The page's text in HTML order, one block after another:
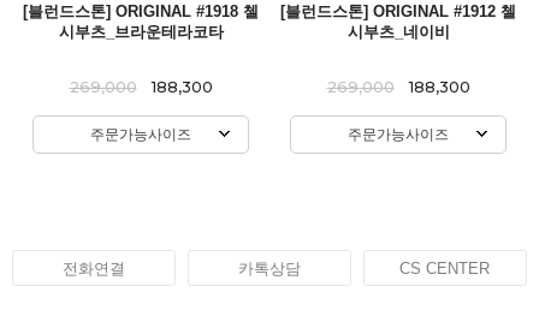
[블런드스톤] ORIGINAL #1918 첼
시부츠_브라운테라코타
269,000 188,300
주문가능사이즈
[블런드스톤] ORIGINAL #1912 첼
시부츠_네이비
269,000 188,300
주문가능사이즈
전화연결 카톡상담 CS CENTER